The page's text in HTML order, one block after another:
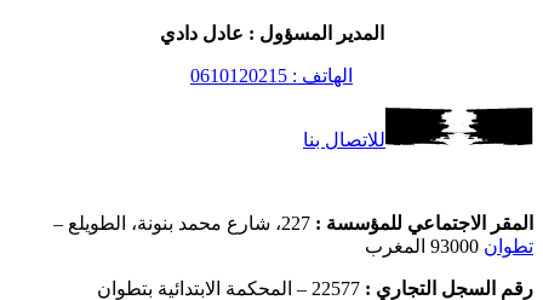
المدير المسؤول : عادل دادي
الهاتف : 0610120215
للاتصال بنا
المقر الاجتماعي للمؤسسة : 227، شارع محمد بنونة، الطويلع –
تطوان
رقم السجل التجاري : 22577 – المحكمة الابتدائية بتطوان